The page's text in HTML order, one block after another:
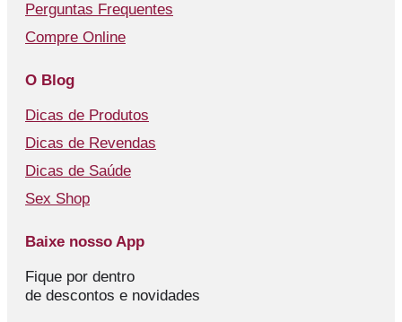
Perguntas Frequentes
Compre Online
O Blog
Dicas de Produtos
Dicas de Revendas
Dicas de Saúde
Sex Shop
Baixe nosso App
Fique por dentro
de descontos e novidades